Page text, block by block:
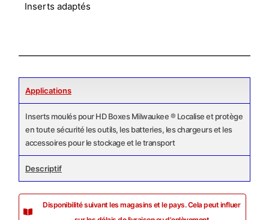
Inserts adaptés
Applications
Inserts moulés pour HD Boxes Milwaukee ® Localise et protège
en toute sécurité les outils, les batteries, les chargeurs et les
accessoires pour le stockage et le transport
Descriptif
Disponibilité suivant les magasins et le pays. Cela peut influer